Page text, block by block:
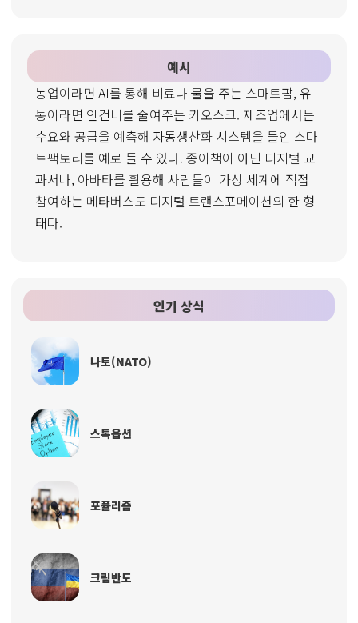
예시
농업이라면 AI를 통해 비료나 물을 주는 스마트팜, 유
통이라면 인건비를 줄여주는 키오스크. 제조업에서는
수요와 공급을 예측해 자동생산화 시스템을 들인 스마
트팩토리를 예로 들 수 있다. 종이책이 아닌 디지털 교
과서나, 아바타를 활용해 사람들이 가상 세계에 직접
참여하는 메타버스도 디지털 트랜스포메이션의 한 형
태다.
인기 상식
나토(NATO)
스톡옵션
포퓰리즘
크림반도